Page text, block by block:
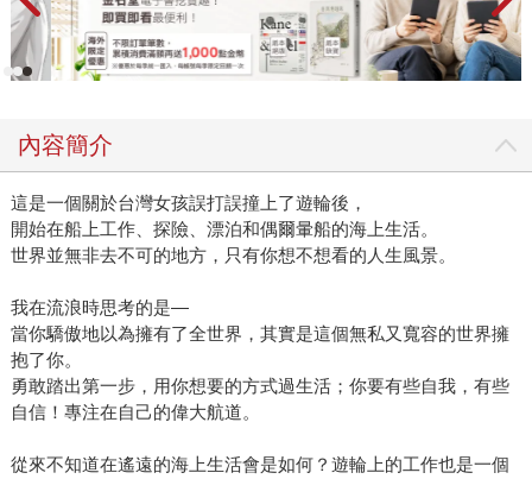
內容簡介
這是一個關於台灣女孩誤打誤撞上了遊輪後，
開始在船上工作、探險、漂泊和偶爾暈船的海上生活。
世界並無非去不可的地方，只有你想不想看的人生風景。
我在流浪時思考的是—
當你驕傲地以為擁有了全世界，其實是這個無私又寬容的世界擁
抱了你。
勇敢踏出第一步，用你想要的方式過生活；你要有些自我，有些
自信！專注在自己的偉大航道。
從來不知道在遙遠的海上生活會是如何？遊輪上的工作也是一個